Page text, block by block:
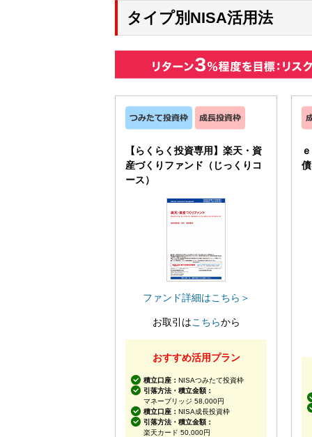
タイプ別NISA活用法
【らくらく投資専用】楽天・資
産づくりファンド（じっくりコ
ース）
ファンド詳細はこちら＞
お取引はこちらから
おすすめ活用プラン
積立口座： NISAつみたて投資枠
引落方法・積立金額：
マネーブリッジ 58,000円
積立口座： NISA成長投資枠
引落方法・積立金額：
楽天カード 50,000円